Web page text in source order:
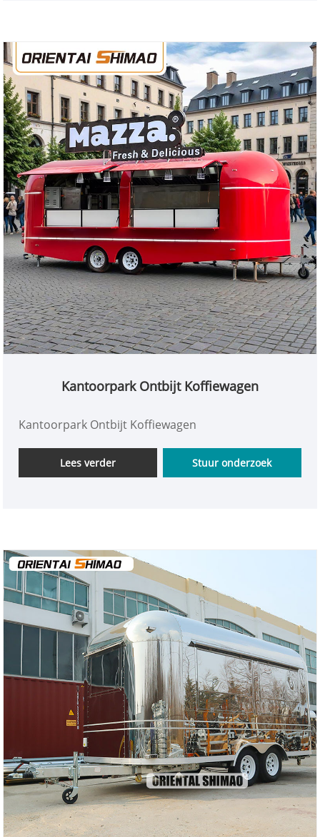
Kantoorpark Ontbijt Koffiewagen
Kantoorpark Ontbijt Koffiewagen
Lees verder Stuur onderzoek